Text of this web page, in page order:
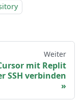
Weiter
mit Replit
SSH verbinden